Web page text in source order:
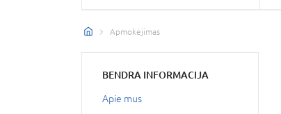
Apmokėjimas
BENDRA INFORMACIJA
Apie mus